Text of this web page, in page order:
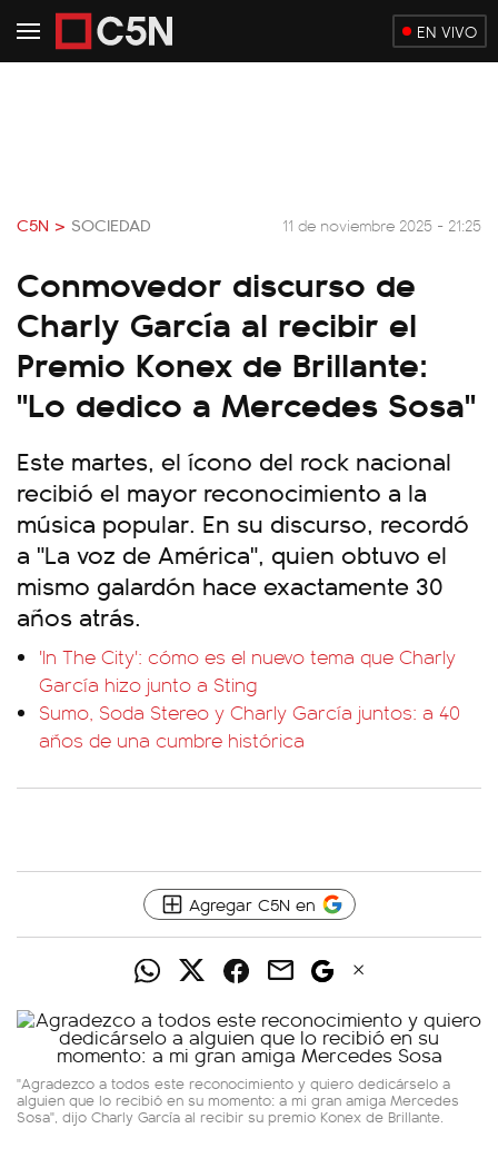
EN VIVO
C5N > SOCIEDAD 11 de noviembre 2025 - 21:25
Conmovedor discurso de
Charly García al recibir el
Premio Konex de Brillante:
"Lo dedico a Mercedes Sosa"
Este martes, el ícono del rock nacional
recibió el mayor reconocimiento a la
música popular. En su discurso, recordó
a "La voz de América", quien obtuvo el
mismo galardón hace exactamente 30
años atrás.
'In The City': cómo es el nuevo tema que Charly
García hizo junto a Sting
Sumo, Soda Stereo y Charly García juntos: a 40
años de una cumbre histórica
Agregar C5N en
"Agradezco a todos este reconocimiento y quiero dedicárselo a
alguien que lo recibió en su momento: a mi gran amiga Mercedes
Sosa", dijo Charly García al recibir su premio Konex de Brillante.